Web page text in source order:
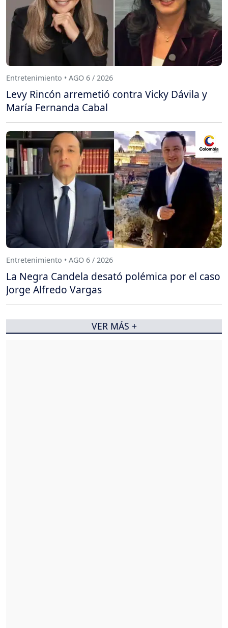
Entretenimiento • AGO 6 / 2026
Levy Rincón arremetió contra Vicky Dávila y
María Fernanda Cabal
Entretenimiento • AGO 6 / 2026
La Negra Candela desató polémica por el caso
Jorge Alfredo Vargas
VER MÁS +